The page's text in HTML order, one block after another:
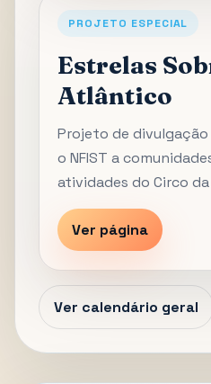
PROJETO ESPECIAL
Estrelas
Atlântico
Projeto de
o NFIST a
atividades do Circo
Ver página
Ver calendário geral